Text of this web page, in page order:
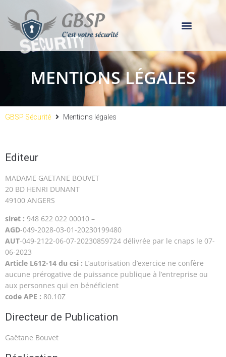
MENTIONS LÉGALES
GBSP Sécurité Mentions légales
Editeur
MADAME GAETANE BOUVET
20 BD HENRI DUNANT
49100 ANGERS
siret : 948 622 022 00010 –
AGD-049-2028-03-01-20230199480
AUT-049-2122-06-07-20230859724 délivrée par le cnaps le 07-
06-2023
Article L612-14 du csi : L’autorisation d’exercice ne confère
aucune prérogative de puissance publique à l’entreprise ou
aux personnes qui en bénéficient
code APE : 80.10Z
Directeur de Publication
Gaëtane Bouvet